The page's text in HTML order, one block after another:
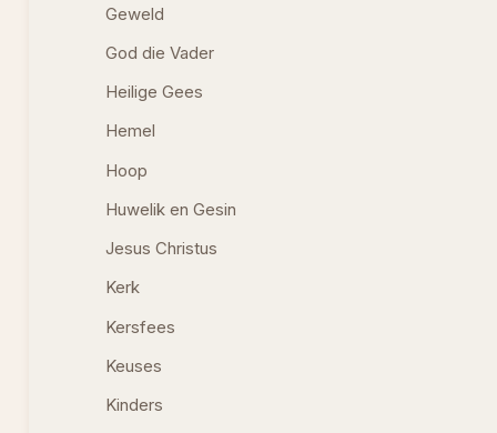
Geweld
God die Vader
Heilige Gees
Hemel
Hoop
Huwelik en Gesin
Jesus Christus
Kerk
Kersfees
Keuses
Kinders